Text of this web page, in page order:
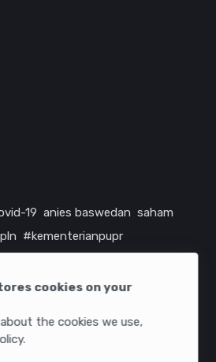
cookies on your
the cookies we use,
19 anies baswedan saham
pln #kementerianpupr
china tol amerika serikat